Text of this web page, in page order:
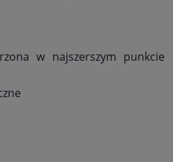
w najszerszym punkcie